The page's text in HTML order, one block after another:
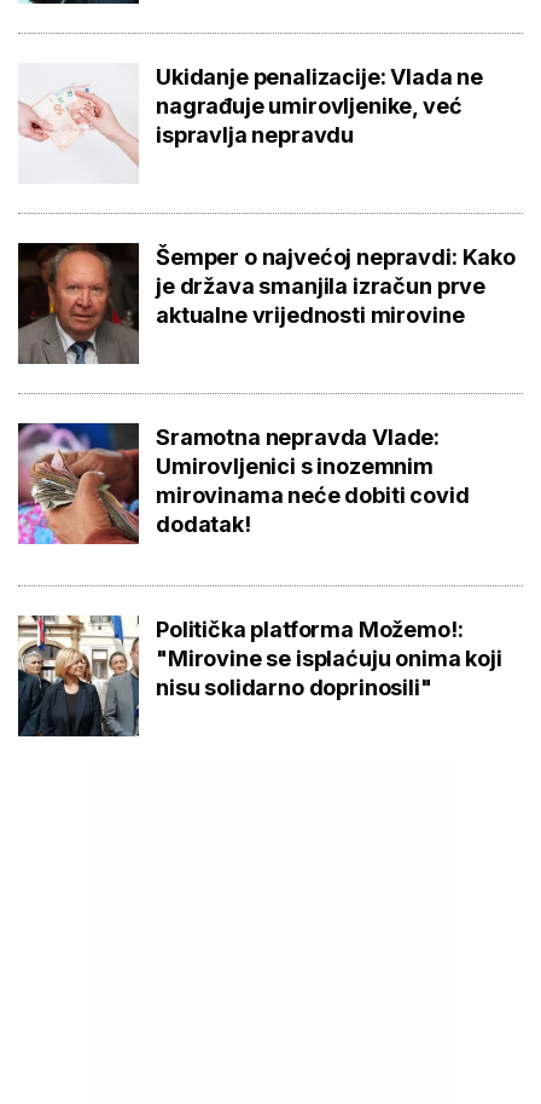
Ukidanje penalizacije: Vlada ne
nagrađuje umirovljenike, već
ispravlja nepravdu
Šemper o najvećoj nepravdi: Kako
je država smanjila izračun prve
aktualne vrijednosti mirovine
Sramotna nepravda Vlade:
Umirovljenici s inozemnim
mirovinama neće dobiti covid
dodatak!
Politička platforma Možemo!:
"Mirovine se isplaćuju onima koji
nisu solidarno doprinosili"